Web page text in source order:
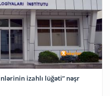
izahlı lüğəti” nəşr